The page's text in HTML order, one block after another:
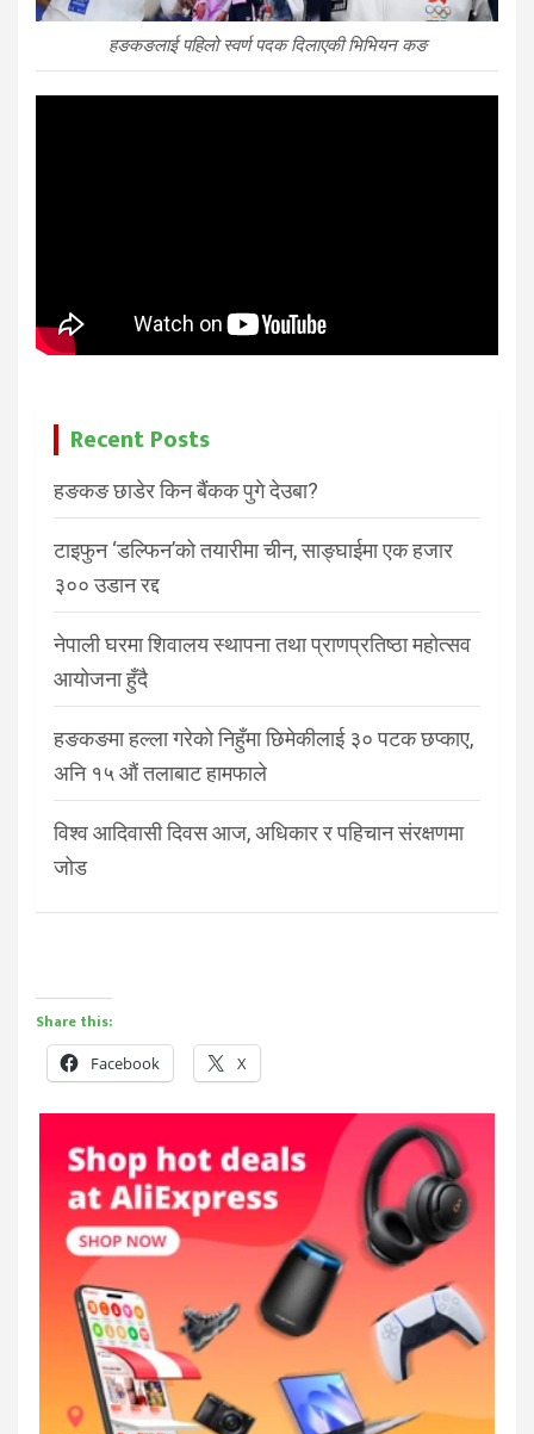
हङकङलाई पहिलो स्वर्ण पदक दिलाएकी भिभियन कङ
Recent Posts
हङकङ छाडेर किन बैंकक पुगे देउबा?
टाइफुन ‘डल्फिन’को तयारीमा चीन, साङ्घाईमा एक हजार
३०० उडान रद्द
नेपाली घरमा शिवालय स्थापना तथा प्राणप्रतिष्ठा महोत्सव
आयोजना हुँदै
हङकङमा हल्ला गरेको निहुँमा छिमेकीलाई ३० पटक छप्काए,
अनि १५ औं तलाबाट हामफाले
विश्व आदिवासी दिवस आज, अधिकार र पहिचान संरक्षणमा
जोड
Share this:
Facebook X